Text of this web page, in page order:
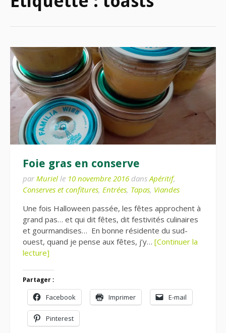
Foie gras en conserve
par Muriel le 10 novembre 2016 dansApéritif,
Conserves et confitures, Entrées, Tapas, Viandes
Une fois Halloween passée, les fêtes approchent à
grand pas… et qui dit fêtes, dit festivités culinaires
et gourmandises… En bonne résidente du sud-
ouest, quand je pense aux fêtes, j’y… [Continuer la
lecture]
Partager :
Facebook Imprimer E-mail
Pinterest